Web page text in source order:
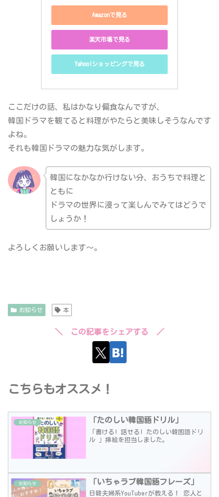
Amazonで見る
楽天市場で見る
Yahoo!ショッピングで見る
ここだけの話、私はかなり偏食なんですが、
韓国ドラマを観てると料理がやたらと美味しそうなんです
よね。
それも韓国ドラマの魅力な気がします。
韓国になかなか行けない分、おうちで料理と
ともに
ドラマの世界に浸って楽しんでみてはどうで
しょうか！
よろしくお願いします～。
お知らせ 本
＼ この記事をシェアする ／
こちらもオススメ！
お知らせ 「たのしい韓国語ドリル」
「書ける! 話せる! たのしい韓国語ドリ
ル 」挿絵を担当しました。
お知らせ 「いちゃラブ韓国語フレーズ」
日韓夫婦系YouTuberが教える！ 恋人と